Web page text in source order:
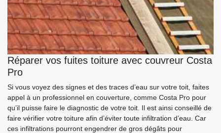
Réparer vos fuites toiture avec couvreur Costa
Pro
Si vous voyez des signes et des traces d’eau sur votre toit, faites
appel à un professionnel en couverture, comme Costa Pro pour
qu’il puisse faire le diagnostic de votre toit. Il est ainsi conseillé de
faire vérifier votre toiture afin d’éviter toute infiltration d’eau. Car
ces infiltrations pourront engendrer de gros dégâts pour